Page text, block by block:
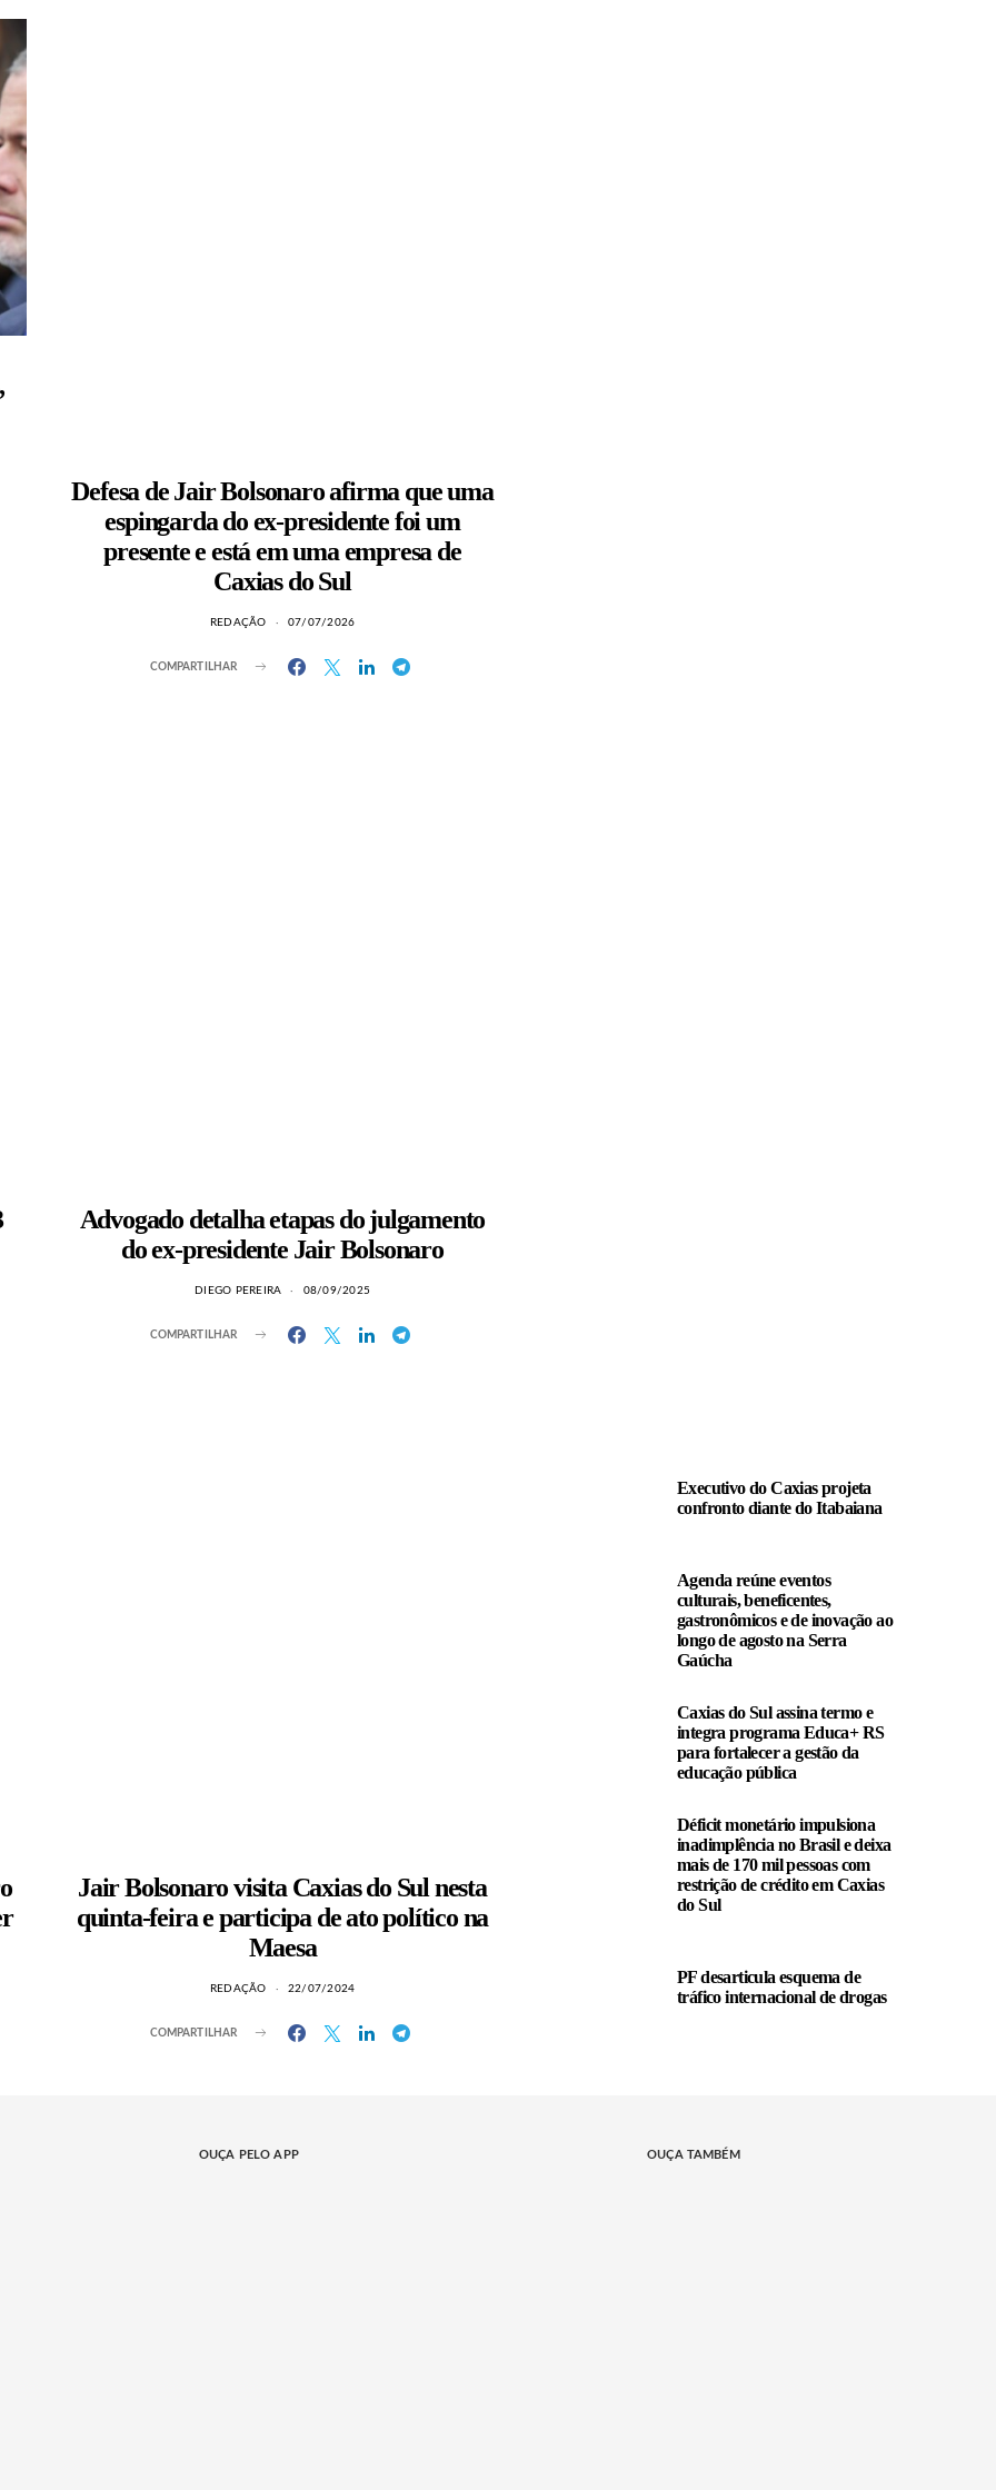
Defesa de Jair Bolsonaro afirma que uma
espingarda do ex-presidente foi um
presente e está em uma empresa de
Caxias do Sul
REDAÇÃO 07/07/2026
COMPARTILHAR
Advogado detalha etapas do julgamento
do ex-presidente Jair Bolsonaro
DIEGO PEREIRA 08/09/2025
COMPARTILHAR
Jair Bolsonaro visita Caxias do Sul nesta
quinta-feira e participa de ato político na
Maesa
REDAÇÃO 22/07/2024
COMPARTILHAR
Executivo do Caxias projeta
confronto diante do Itabaiana
Agenda reúne eventos
culturais, beneficentes,
gastronômicos e de inovação ao
longo de agosto na Serra
Gaúcha
Caxias do Sul assina termo e
integra programa Educa+ RS
para fortalecer a gestão da
educação pública
Déficit monetário impulsiona
inadimplência no Brasil e deixa
mais de 170 mil pessoas com
restrição de crédito em Caxias
do Sul
PF desarticula esquema de
tráfico internacional de drogas
OUÇA PELO APP OUÇA TAMBÉM